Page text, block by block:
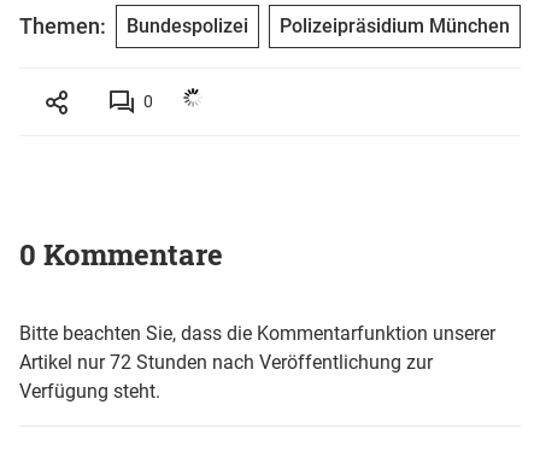
Themen: Bundespolizei Polizeipräsidium München
0
0 Kommentare
Bitte beachten Sie, dass die Kommentarfunktion unserer
Artikel nur 72 Stunden nach Veröffentlichung zur
Verfügung steht.